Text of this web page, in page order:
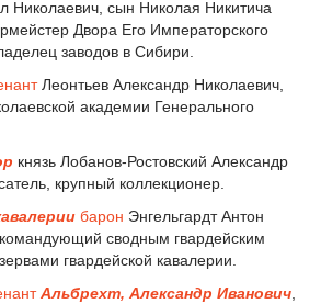
Николаевич, сын Николая Никитича
Двора Его Императорского
заводов в Сибири.
Леонтьев Александр Николаевич,
академии Генерального
князь Лобанов-Ростовский Александр
крупный коллекционер.
барон Энгельгардт Антон
сводным гвардейским
гвардейской кавалерии.
Альбрехт, Александр Иванович